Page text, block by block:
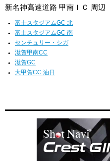
新名神高速道路 甲南ＩＣ 周辺
富士スタジアムGC 北
富士スタジアムGC 南
センチュリー・シガ
滋賀甲南CC
滋賀GC
大甲賀CC 油日